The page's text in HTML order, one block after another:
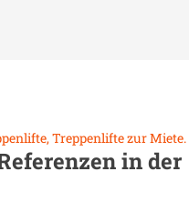
Treppenlifte zur Miete.
in der